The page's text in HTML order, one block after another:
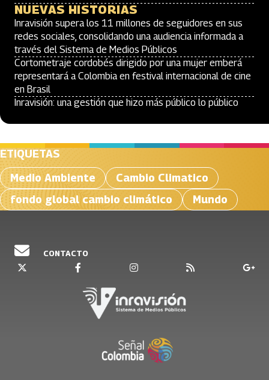
NUEVAS HISTORIAS
Inravisión supera los 11 millones de seguidores en sus
redes sociales, consolidando una audiencia informada a
través del Sistema de Medios Públicos
Cortometraje cordobés dirigido por una mujer emberá
representará a Colombia en festival internacional de cine
en Brasil
Inravisión: una gestión que hizo más público lo público
ETIQUETAS
Medio Ambiente
Cambio Climatico
fondo global cambio climático
Mundo
CONTACTO